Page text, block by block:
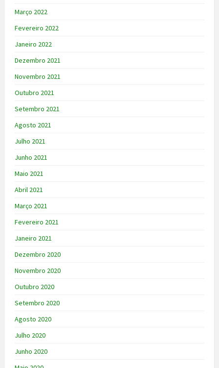
Março 2022
Fevereiro 2022
Janeiro 2022
Dezembro 2021
Novembro 2021
Outubro 2021
Setembro 2021
Agosto 2021
Julho 2021
Junho 2021
Maio 2021
Abril 2021
Março 2021
Fevereiro 2021
Janeiro 2021
Dezembro 2020
Novembro 2020
Outubro 2020
Setembro 2020
Agosto 2020
Julho 2020
Junho 2020